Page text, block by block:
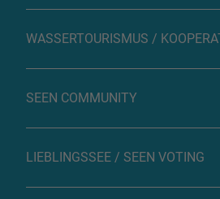
WASSERTOURISMUS /
SEEN COMMUNITY
LIEBLINGSSEE / SEEN VOTING